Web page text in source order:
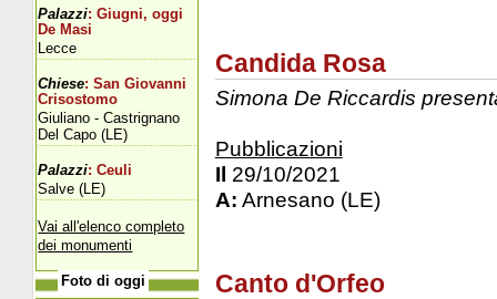
Candida Rosa
Simona De Riccardis
Pubblicazioni
Il 29/10/2021
A: Arnesano (LE)
Canto d'Orfeo
Palazzi: Giugni, oggi
De Masi
Lecce
Chiese: San Giovanni
Crisostomo
Giuliano - Castrignano
Del Capo (LE)
Palazzi: Ceuli
Salve (LE)
Vai all'elenco completo
dei monumenti
Foto di oggi